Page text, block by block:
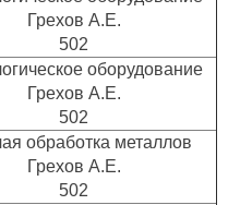
Грехов А.Е.
502
оборудование
Грехов А.Е.
502
обработка металлов
Грехов А.Е.
502